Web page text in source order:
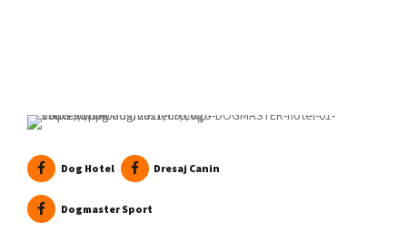
Dog Hotel Dresaj Canin
Dogmaster Sport